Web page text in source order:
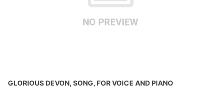
GLORIOUS DEVON, SONG, FOR VOICE AND PIANO